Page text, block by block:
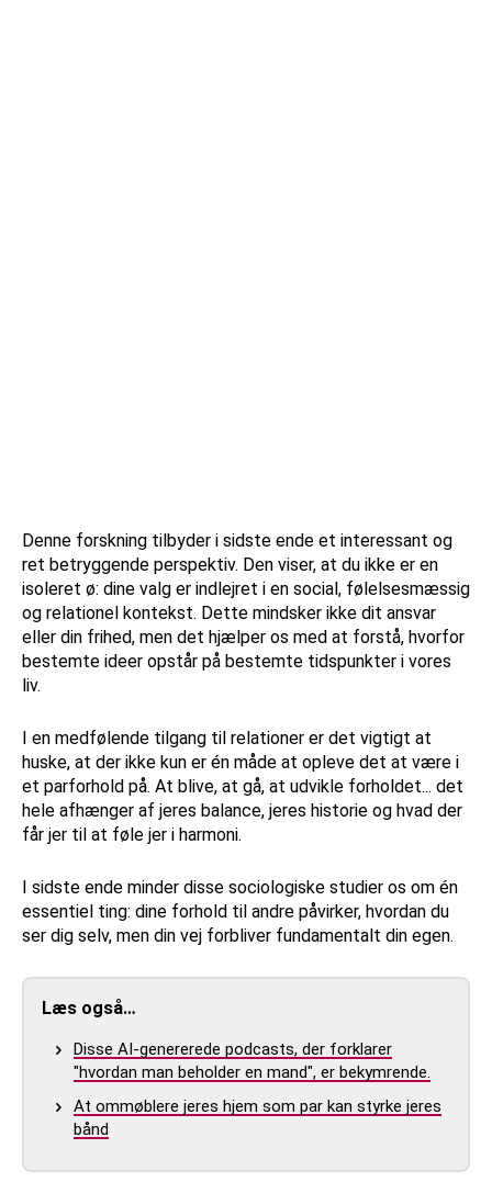
Denne forskning tilbyder i sidste ende et interessant og
ret betryggende perspektiv. Den viser, at du ikke er en
isoleret ø: dine valg er indlejret i en social, følelsesmæssig
og relationel kontekst. Dette mindsker ikke dit ansvar
eller din frihed, men det hjælper os med at forstå, hvorfor
bestemte ideer opstår på bestemte tidspunkter i vores
liv.
I en medfølende tilgang til relationer er det vigtigt at
huske, at der ikke kun er én måde at opleve det at være i
et parforhold på. At blive, at gå, at udvikle forholdet... det
hele afhænger af jeres balance, jeres historie og hvad der
får jer til at føle jer i harmoni.
I sidste ende minder disse sociologiske studier os om én
essentiel ting: dine forhold til andre påvirker, hvordan du
ser dig selv, men din vej forbliver fundamentalt din egen.
Læs også…
Disse AI-genererede podcasts, der forklarer
"hvordan man beholder en mand", er bekymrende.
At ommøblere jeres hjem som par kan styrke jeres
bånd